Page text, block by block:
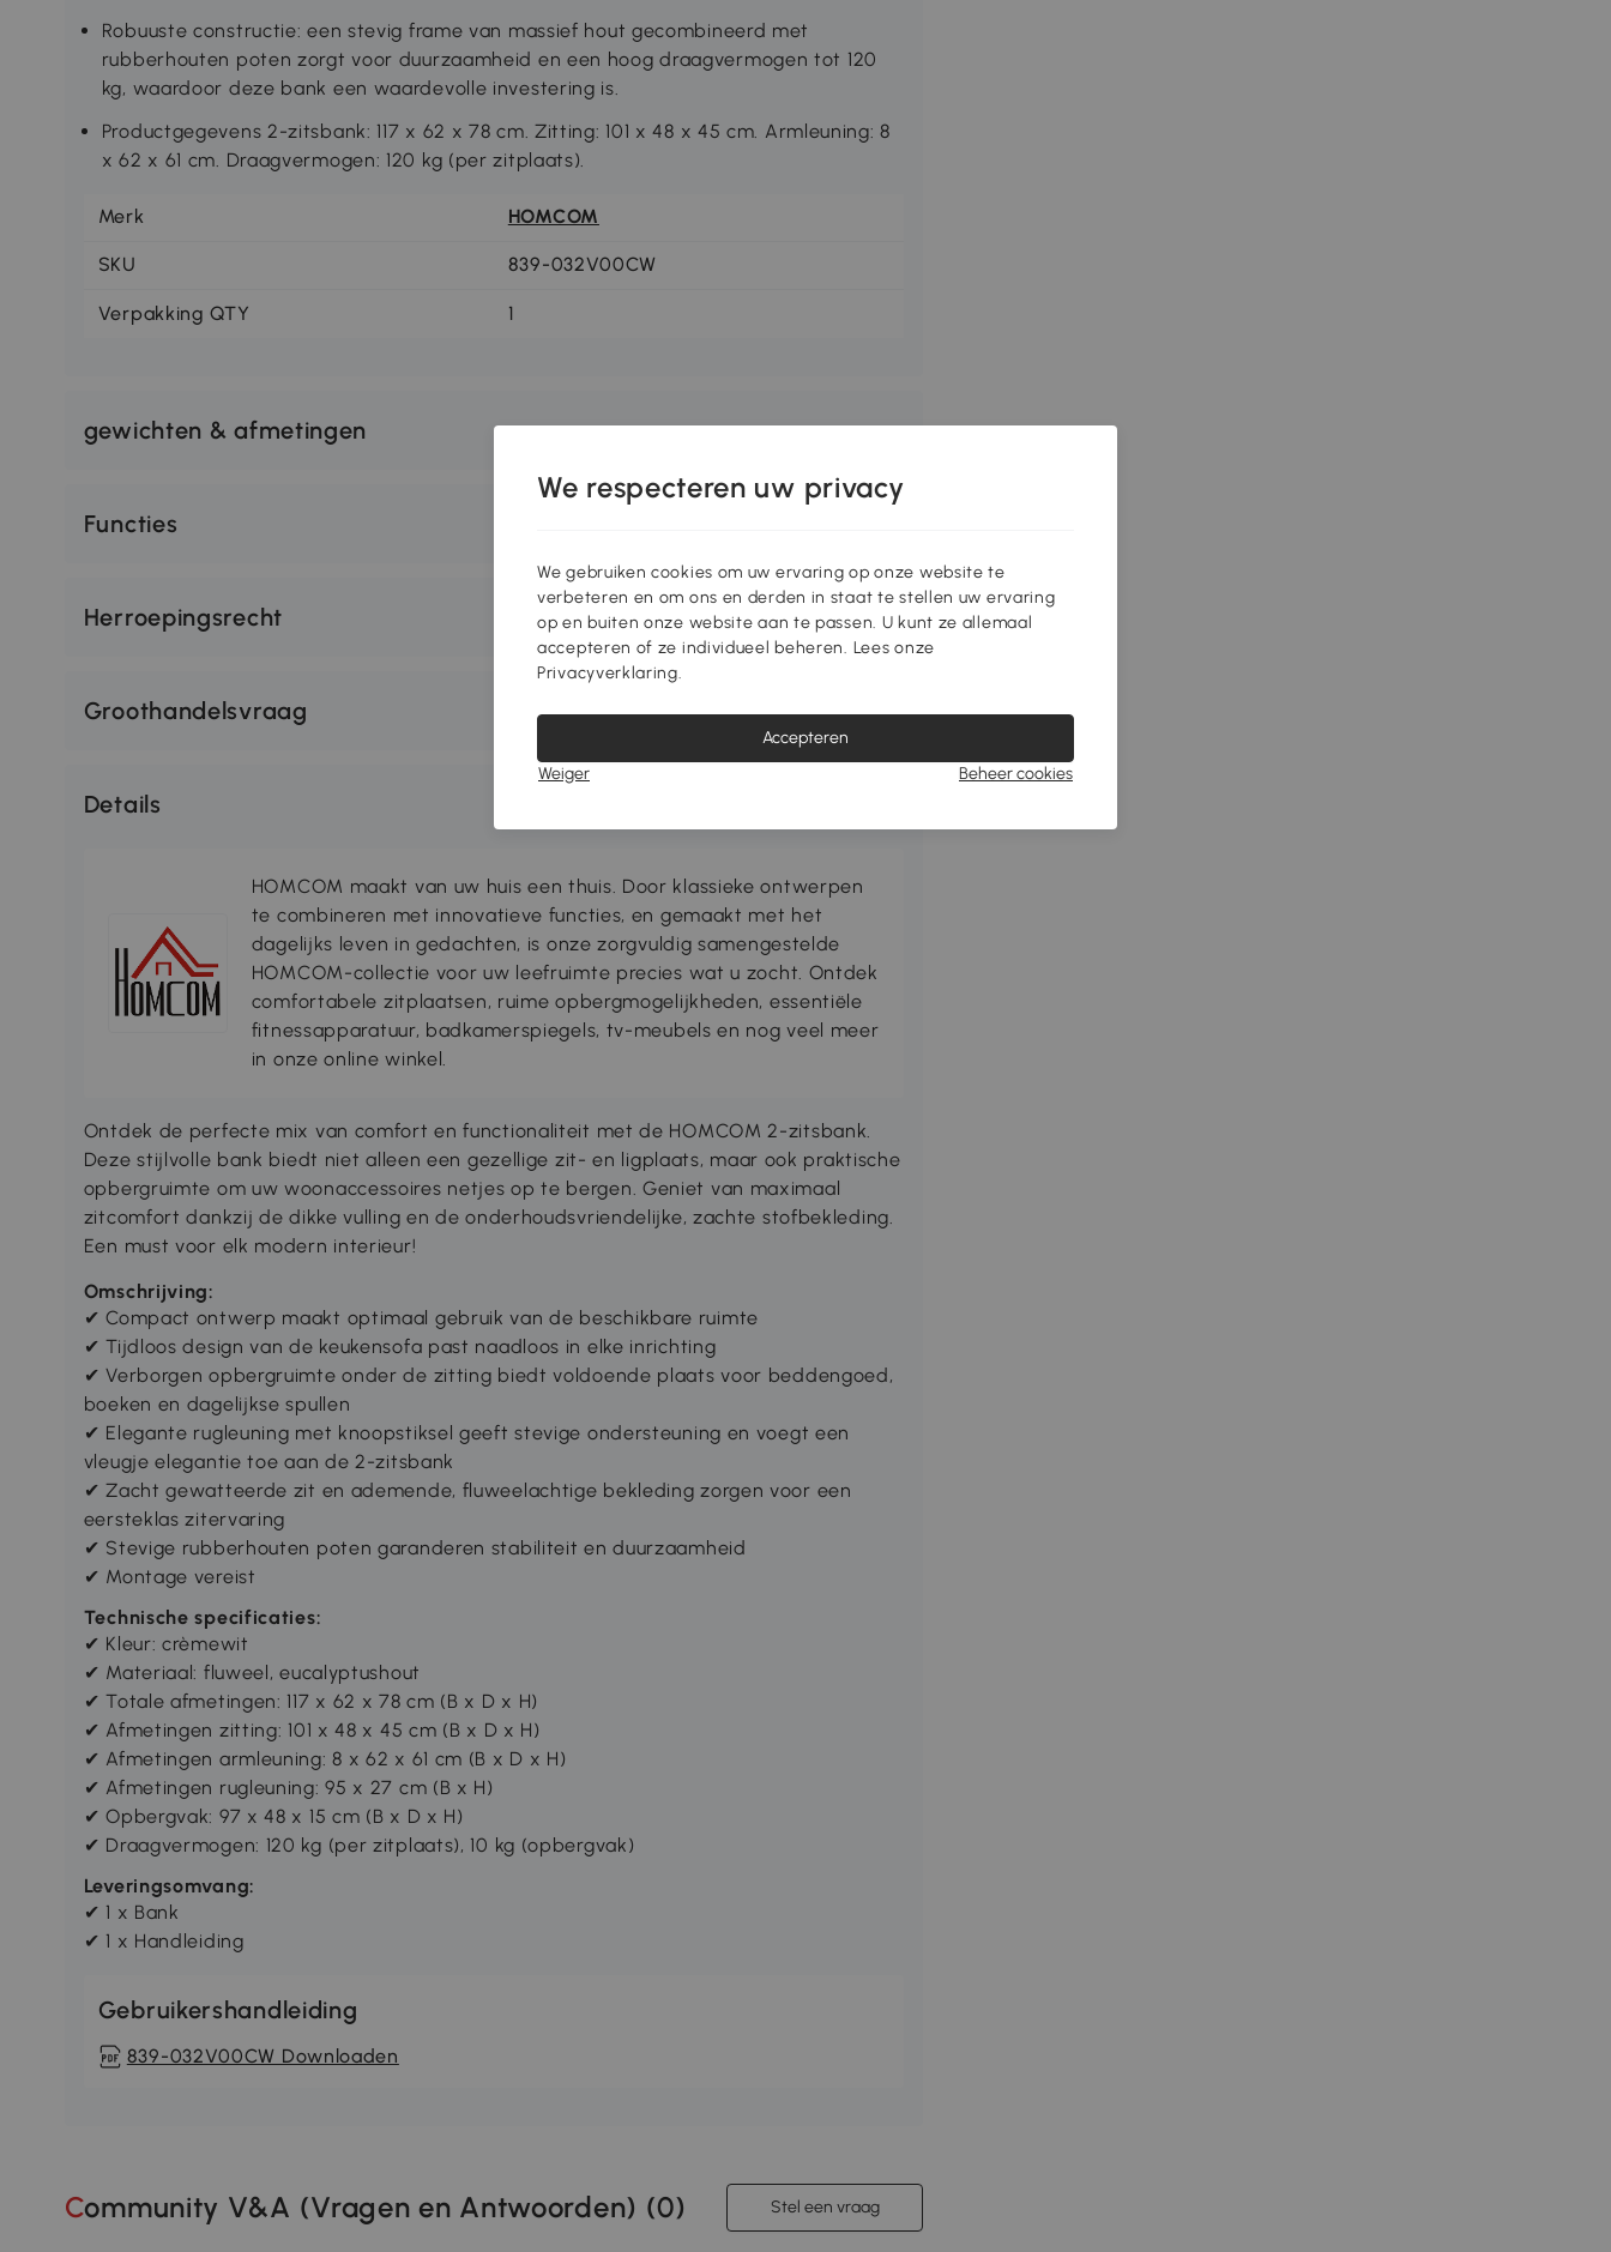
Robuuste constructie: een stevig frame van massief hout gecombineerd met
rubberhouten poten zorgt voor duurzaamheid en een hoog draagvermogen tot 120
kg, waardoor deze bank een waardevolle investering is.
Productgegevens 2-zitsbank: 117 x 62 x 78 cm. Zitting: 101 x 48 x 45 cm. Armleuning: 8
x 62 x 61 cm. Draagvermogen: 120 kg (per zitplaats).
Merk HOMCOM
SKU 839-032V00CW
Verpakking QTY 1
gewichten & afmetingen
Functies
Herroepingsrecht
Groothandelsvraag
Details
HOMCOM maakt van uw huis een thuis. Door klassieke ontwerpen
te combineren met innovatieve functies, en gemaakt met het
dagelijks leven in gedachten, is onze zorgvuldig samengestelde
HOMCOM-collectie voor uw leefruimte precies wat u zocht. Ontdek
comfortabele zitplaatsen, ruime opbergmogelijkheden, essentiële
fitnessapparatuur, badkamerspiegels, tv-meubels en nog veel meer
in onze online winkel.
Ontdek de perfecte mix van comfort en functionaliteit met de HOMCOM 2-zitsbank.
Deze stijlvolle bank biedt niet alleen een gezellige zit- en ligplaats, maar ook praktische
opbergruimte om uw woonaccessoires netjes op te bergen. Geniet van maximaal
zitcomfort dankzij de dikke vulling en de onderhoudsvriendelijke, zachte stofbekleding.
Een must voor elk modern interieur!
Omschrijving:
✔ Compact ontwerp maakt optimaal gebruik van de beschikbare ruimte
✔ Tijdloos design van de keukensofa past naadloos in elke inrichting
✔ Verborgen opbergruimte onder de zitting biedt voldoende plaats voor beddengoed,
boeken en dagelijkse spullen
✔ Elegante rugleuning met knoopstiksel geeft stevige ondersteuning en voegt een
vleugje elegantie toe aan de 2-zitsbank
✔ Zacht gewatteerde zit en ademende, fluweelachtige bekleding zorgen voor een
eersteklas zitervaring
✔ Stevige rubberhouten poten garanderen stabiliteit en duurzaamheid
✔ Montage vereist
Technische specificaties:
✔ Kleur: crèmewit
✔ Materiaal: fluweel, eucalyptushout
✔ Totale afmetingen: 117 x 62 x 78 cm (B x D x H)
✔ Afmetingen zitting: 101 x 48 x 45 cm (B x D x H)
✔ Afmetingen armleuning: 8 x 62 x 61 cm (B x D x H)
✔ Afmetingen rugleuning: 95 x 27 cm (B x H)
✔ Opbergvak: 97 x 48 x 15 cm (B x D x H)
✔ Draagvermogen: 120 kg (per zitplaats), 10 kg (opbergvak)
Leveringsomvang:
✔ 1 x Bank
✔ 1 x Handleiding
Gebruikershandleiding
839-032V00CW Downloaden
Community V&A (Vragen en Antwoorden) (0) Stel een vraag
We respecteren uw privacy
We gebruiken cookies om uw ervaring op onze website te
verbeteren en om ons en derden in staat te stellen uw ervaring
op en buiten onze website aan te passen. U kunt ze allemaal
accepteren of ze individueel beheren. Lees onze
Privacyverklaring.
Accepteren
Weiger
Beheer cookies